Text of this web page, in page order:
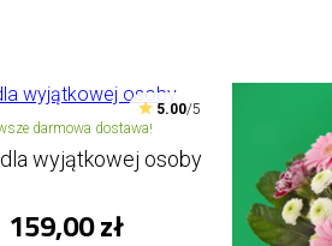
5.00/5
darmowa dostawa!
wyjątkowej osoby
159,00 zł